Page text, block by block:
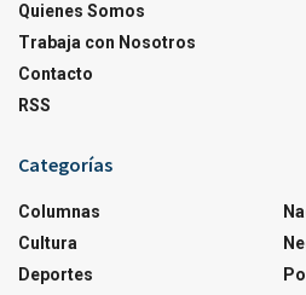
Quienes Somos
Trabaja con Nosotros
Contacto
RSS
Categorías
Columnas
Cultura
Deportes